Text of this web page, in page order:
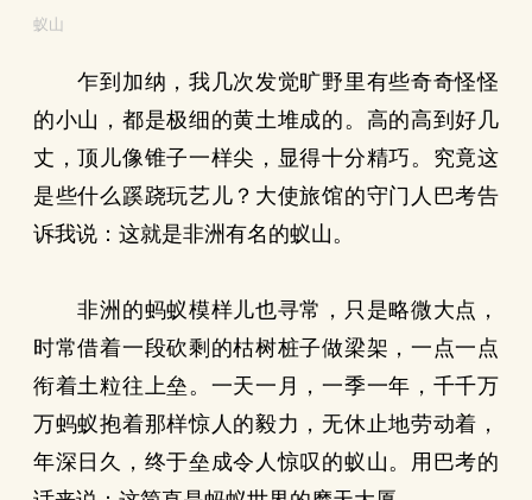
蚁山
乍到加纳，我几次发觉旷野里有些奇奇怪怪
的小山，都是极细的黄土堆成的。高的高到好几
丈，顶儿像锥子一样尖，显得十分精巧。究竟这
是些什么蹊跷玩艺儿？大使旅馆的守门人巴考告
诉我说：这就是非洲有名的蚁山。
非洲的蚂蚁模样儿也寻常，只是略微大点，
时常借着一段砍剩的枯树桩子做梁架，一点一点
衔着土粒往上垒。一天一月，一季一年，千千万
万蚂蚁抱着那样惊人的毅力，无休止地劳动着，
年深日久，终于垒成令人惊叹的蚁山。用巴考的